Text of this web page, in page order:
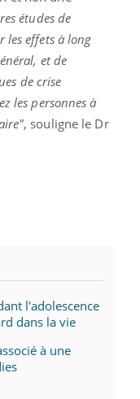
études de
les effets à long
et de
de crise
les personnes à
, souligne le Dr
l'adolescence
dans la vie
à une